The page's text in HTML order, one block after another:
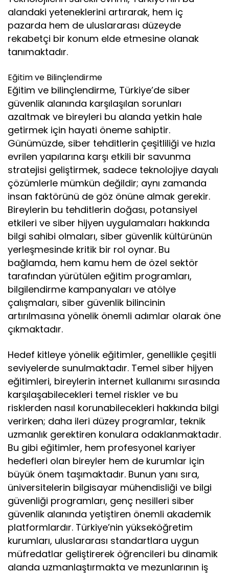
alandaki yeteneklerini artırarak, hem iç
pazarda hem de uluslararası düzeyde
rekabetçi bir konum elde etmesine olanak
tanımaktadır.
Eğitim ve Bilinçlendirme
Eğitim ve bilinçlendirme, Türkiye’de siber
güvenlik alanında karşılaşılan sorunları
azaltmak ve bireyleri bu alanda yetkin hale
getirmek için hayati öneme sahiptir.
Günümüzde, siber tehditlerin çeşitliliği ve hızla
evrilen yapılarına karşı etkili bir savunma
stratejisi geliştirmek, sadece teknolojiye dayalı
çözümlerle mümkün değildir; aynı zamanda
insan faktörünü de göz önüne almak gerekir.
Bireylerin bu tehditlerin doğası, potansiyel
etkileri ve siber hijyen uygulamaları hakkında
bilgi sahibi olmaları, siber güvenlik kültürünün
yerleşmesinde kritik bir rol oynar. Bu
bağlamda, hem kamu hem de özel sektör
tarafından yürütülen eğitim programları,
bilgilendirme kampanyaları ve atölye
çalışmaları, siber güvenlik bilincinin
artırılmasına yönelik önemli adımlar olarak öne
çıkmaktadır.
Hedef kitleye yönelik eğitimler, genellikle çeşitli
seviyelerde sunulmaktadır. Temel siber hijyen
eğitimleri, bireylerin internet kullanımı sırasında
karşılaşabilecekleri temel riskler ve bu
risklerden nasıl korunabilecekleri hakkında bilgi
verirken; daha ileri düzey programlar, teknik
uzmanlık gerektiren konulara odaklanmaktadır.
Bu gibi eğitimler, hem profesyonel kariyer
hedefleri olan bireyler hem de kurumlar için
büyük önem taşımaktadır. Bunun yanı sıra,
üniversitelerin bilgisayar mühendisliği ve bilgi
güvenliği programları, genç nesilleri siber
güvenlik alanında yetiştiren önemli akademik
platformlardır. Türkiye’nin yükseköğretim
kurumları, uluslararası standartlara uygun
müfredatlar geliştirerek öğrencileri bu dinamik
alanda uzmanlaştırmakta ve mezunlarının iş